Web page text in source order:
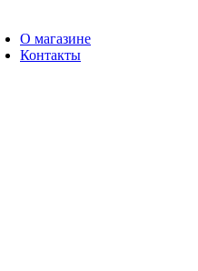
О магазине
Контакты